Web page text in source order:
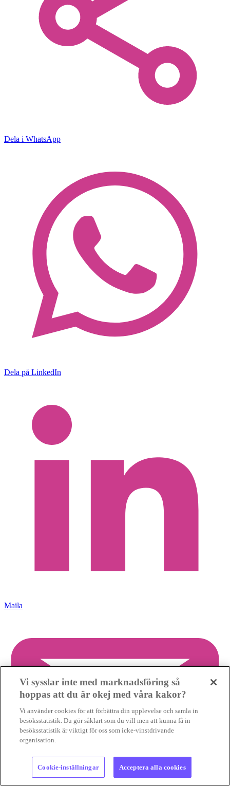
Dela i WhatsApp
Dela på LinkedIn
Maila
Vi sysslar inte med marknadsföring så
hoppas att du är okej med våra kakor?
Vi använder cookies för att förbättra din upplevelse och samla in
besöksstatistik. Du gör såklart som du vill men att kunna få in
besöksstatistik är viktigt för oss som icke-vinstdrivande
organisation.
Cookie-inställningar Acceptera alla cookies